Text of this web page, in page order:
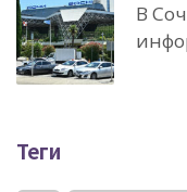
В
Теги